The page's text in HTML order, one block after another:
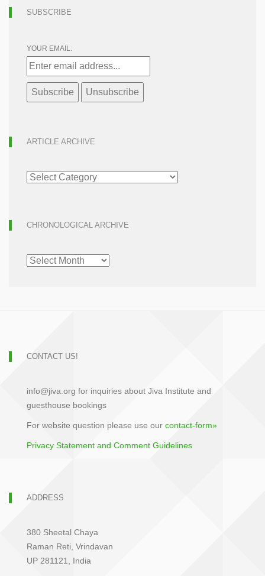
SUBSCRIBE
YOUR EMAIL:
ARTICLE ARCHIVE
ARTICLE
ARCHIVE
CHRONOLOGICAL ARCHIVE
CHRONOLOGICAL
ARCHIVE
CONTACT US!
info@jiva.org for inquiries about Jiva Institute and
guesthouse bookings
For website question please use our contact-form»
Privacy Statement and Comment Guidelines
ADDRESS
380 Sheetal Chaya
Raman Reti, Vrindavan
UP 281121, India